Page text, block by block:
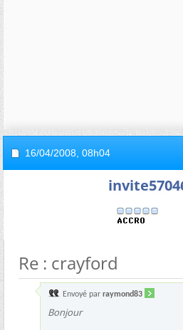
16/04/2008, 08h04
Re : crayford
Envoyé par raymond83
Bonjour